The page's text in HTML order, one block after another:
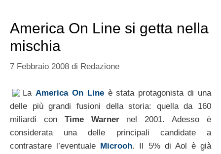
America On Line si getta nella
mischia
7 Febbraio 2008 di Redazione
La America On Lineè stata protagonista di una
delle più grandi fusioni della storia: quella da 160
miliardi con Time Warnernel 2001. Adesso è
considerata una delle principali candidate a
contrastare l’eventuale
Microoh. Il 5% di Aol è già